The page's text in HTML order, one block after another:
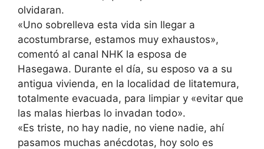
olvidaran.
«Uno sobrelleva esta vida sin llegar a
acostumbrarse, estamos muy exhaustos»,
comentó al canal NHK la esposa de
Hasegawa. Durante el día, su esposo va a su
antigua vivienda, en la localidad de Iitatemura,
totalmente evacuada, para limpiar y «evitar que
las malas hierbas lo invadan todo».
«Es triste, no hay nadie, no viene nadie, ahí
pasamos muchas anécdotas, hoy solo es